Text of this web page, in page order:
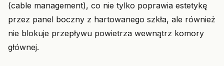
(cable management), co nie tylko poprawia estetykę
przez panel boczny z hartowanego szkła, ale również
nie blokuje przepływu powietrza wewnątrz komory
głównej.